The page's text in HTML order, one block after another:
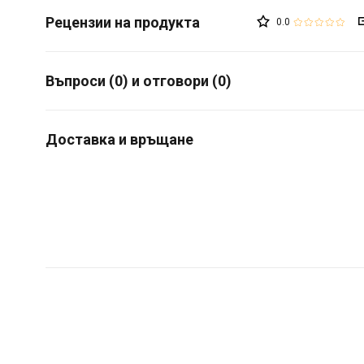
0.0
Въпроси (0) и отговори (0)
Доставка и връщане